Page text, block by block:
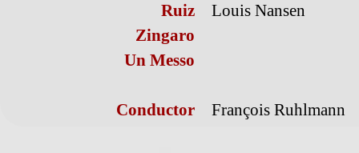
Ruiz
Louis Nansen
Zingaro
Un Messo
Conductor François Ruhlmann